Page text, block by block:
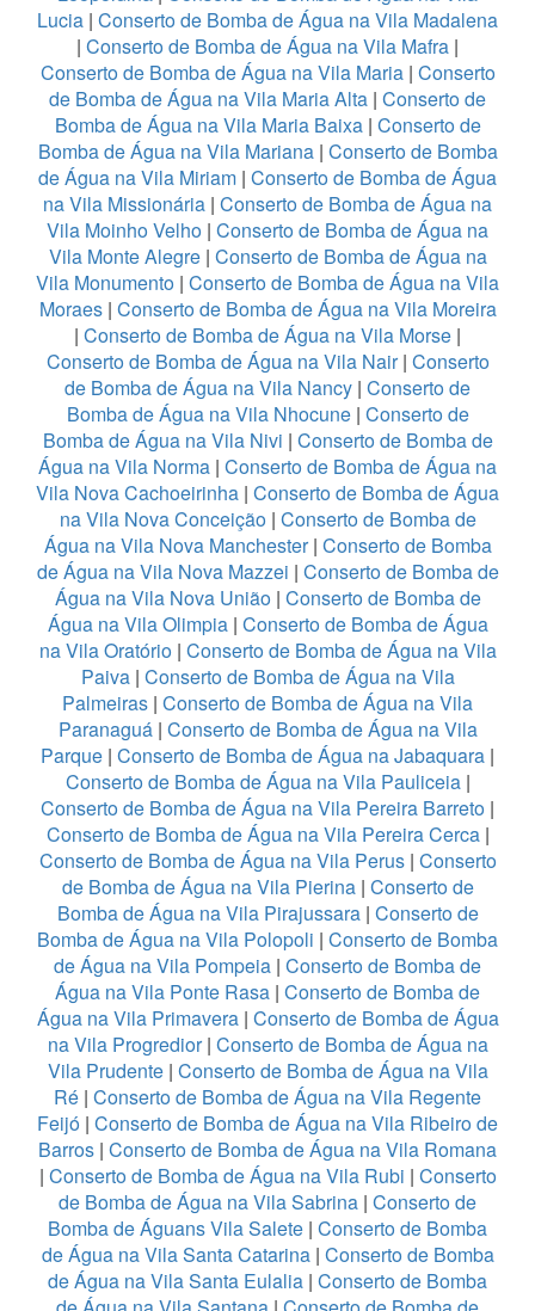
Lucia | Conserto de Bomba de Água na Vila Madalena
| Conserto de Bomba de Água na Vila Mafra |
Conserto de Bomba de Água na Vila Maria| Conserto
de Bomba de Água na Vila Maria Alta | Conserto de
Bomba de Água na Vila Maria Baixa| Conserto de
Bomba de Água na Vila Mariana| Conserto de Bomba
de Água na Vila Miriam | Conserto de Bomba de Água
na Vila Missionária | Conserto de Bomba de Água na
Vila Moinho Velho | Conserto de Bomba de Água na
Vila Monte Alegre| Conserto de Bomba de Água na
Vila Monumento | Conserto de Bomba de Água na Vila
Moraes| Conserto de Bomba de Água na Vila Moreira
| Conserto de Bomba de Água na Vila Morse |
Conserto de Bomba de Água na Vila Nair| Conserto
de Bomba de Água na Vila Nancy | Conserto de
Bomba de Água na Vila Nhocune| Conserto de
Bomba de Água na Vila Nivi | Conserto de Bomba de
Água na Vila Norma | Conserto de Bomba de Água na
Vila Nova Cachoeirinha | Conserto de Bomba de Água
na Vila Nova Conceição| Conserto de Bomba de
Água na Vila Nova Manchester| Conserto de Bomba
de Água na Vila Nova Mazzei | Conserto de Bomba de
Água na Vila Nova União| Conserto de Bomba de
Água na Vila Olimpia| Conserto de Bomba de Água
na Vila Oratório| Conserto de Bomba de Água na Vila
Paiva| Conserto de Bomba de Água na Vila
Palmeiras | Conserto de Bomba de Água na Vila
Paranaguá| Conserto de Bomba de Água na Vila
Parque | Conserto de Bomba de Água na Jabaquara |
Conserto de Bomba de Água na Vila Pauliceia|
Conserto de Bomba de Água na Vila Pereira Barreto |
Conserto de Bomba de Água na Vila Pereira Cerca|
Conserto de Bomba de Água na Vila Perus| Conserto
de Bomba de Água na Vila Pierina| Conserto de
Bomba de Água na Vila Pirajussara| Conserto de
Bomba de Água na Vila Polopoli | Conserto de Bomba
de Água na Vila Pompeia | Conserto de Bomba de
Água na Vila Ponte Rasa | Conserto de Bomba de
Água na Vila Primavera| Conserto de Bomba de Água
na Vila Progredior| Conserto de Bomba de Água na
Vila Prudente| Conserto de Bomba de Água na Vila
Ré | Conserto de Bomba de Água na Vila Regente
Feijó | Conserto de Bomba de Água na Vila Ribeiro de
Barros | Conserto de Bomba de Água na Vila Romana
| Conserto de Bomba de Água na Vila Rubi | Conserto
de Bomba de Água na Vila Sabrina | Conserto de
Bomba de Águans Vila Salete | Conserto de Bomba
de Água na Vila Santa Catarina| Conserto de Bomba
de Água na Vila Santa Eulalia | Conserto de Bomba